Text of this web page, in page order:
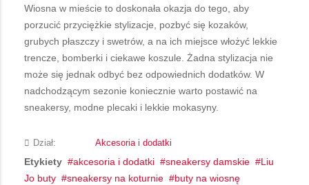
Wiosna w mieście to doskonała okazja do tego, aby
porzucić przyciężkie stylizacje, pozbyć się kozaków,
grubych płaszczy i swetrów, a na ich miejsce włożyć lekkie
trencze, bomberki i ciekawe koszule. Żadna stylizacja nie
może się jednak odbyć bez odpowiednich dodatków. W
nadchodzącym sezonie koniecznie warto postawić na
sneakersy, modne plecaki i lekkie mokasyny.
Dział: Akcesoria i dodatki
Etykiety akcesoria i dodatki sneakersy damskie
Liu
Jo buty
sneakersy na koturnie buty na wiosnę